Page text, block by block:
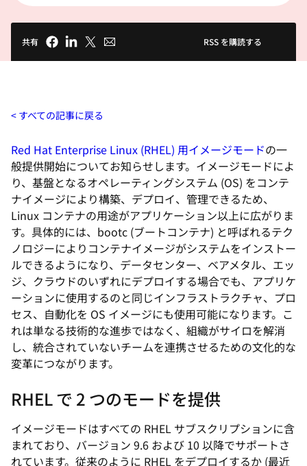
共有 RSS を購読する
すべての記事に戻る
Red Hat Enterprise Linux (RHEL) 用イメージモードの一
般提供開始についてお知らせします。イメージモードによ
り、基盤となるオペレーティングシステム (OS) をコンテ
ナイメージにより構築、デプロイ、管理できるため、
Linux コンテナの用途がアプリケーション以上に広がりま
す。具体的には、bootc (ブートコンテナ) と呼ばれるテク
ノロジーによりコンテナイメージがシステムをインストー
ルできるようになり、データセンター、ベアメタル、エッ
ジ、クラウドのいずれにデプロイする場合でも、アプリケ
ーションに使用するのと同じインフラストラクチャ、プロ
セス、自動化を OS イメージにも使用可能になります。こ
れは単なる技術的な進歩ではなく、組織がサイロを解消
し、統合されていないチームを連携させるための文化的な
変革につながります。
RHEL で 2 つのモードを提供
イメージモードはすべての RHEL サブスクリプションに含
まれており、バージョン 9.6 および 10 以降でサポートさ
れています。従来のように RHEL をデプロイするか (最近